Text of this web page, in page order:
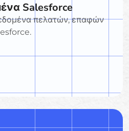
Salesforce
πελατών, επαφών